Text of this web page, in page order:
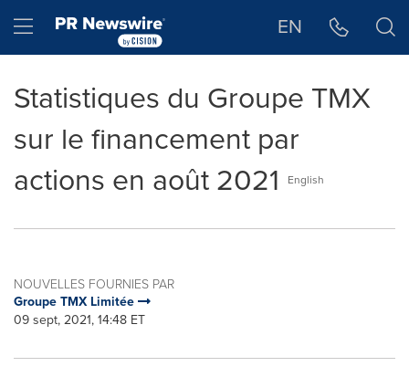
Hamburger menu EN
Statistiques du Groupe TMX
sur le financement par
actions en août 2021
English
NOUVELLES FOURNIES PAR
Groupe TMX Limitée
09 sept, 2021, 14:48 ET